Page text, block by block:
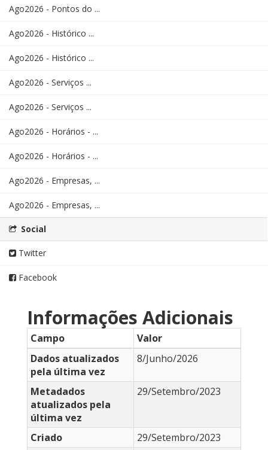
Ago2026 - Pontos do ...
Ago2026 - Histórico ...
Ago2026 - Histórico ...
Ago2026 - Serviços ...
Ago2026 - Serviços ...
Ago2026 - Horários - ...
Ago2026 - Horários - ...
Ago2026 - Empresas, ...
Ago2026 - Empresas, ...
Social
Twitter
Facebook
Informações Adicionais
Campo
Valor
Dados atualizados
pela última vez
8/Junho/2026
Metadados
atualizados pela
última vez
29/Setembro/2023
Criado
29/Setembro/2023